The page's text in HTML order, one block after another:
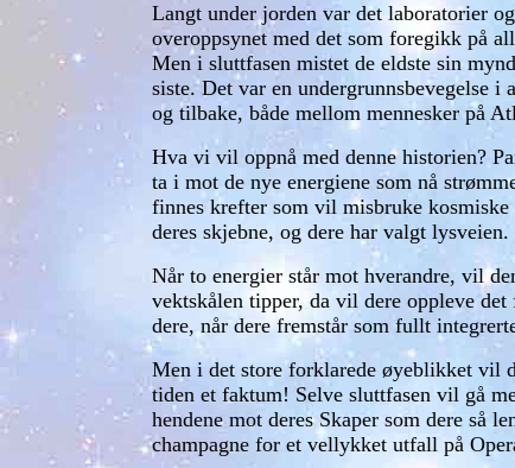
Langt under jorden var det laboratorier
overoppsynet med det som foregikk på
Men i sluttfasen mistet de eldste sin
siste. Det var en undergrunnsbevegelse
og tilbake, både mellom mennesker på
Hva vi vil oppnå med denne historien?
ta i mot de nye energiene som nå
finnes krefter som vil misbruke
deres skjebne, og dere har valgt lysveien.
Når to energier står mot hverandre, vil
vektskålen tipper, da vil dere oppleve
dere, når dere fremstår som fullt
Men i det store forklarede øyeblikket vil
tiden et faktum! Selve sluttfasen vil gå
hendene mot deres Skaper som dere så
champagne for et vellykket utfall på